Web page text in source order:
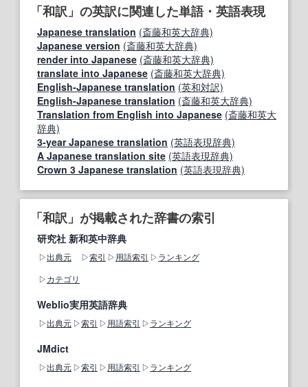
「和訳」の英訳に関連した単語・英語表現
Japanese translation (斎藤和英大辞典)
Japanese version (斎藤和英大辞典)
render into Japanese (斎藤和英大辞典)
translate into Japanese (斎藤和英大辞典)
English‐Japanese translation (英和対訳)
English-Japanese translation (斎藤和英大辞典)
Translation from English into Japanese (斎藤和英大
辞典)
3-year Japanese translation (英語表現辞典)
A Japanese translation site (英語表現辞典)
Crown 3 Japanese translation (英語表現辞典)
「和訳」が掲載された辞書の索引
研究社 新和英中辞典
出典元 索引 用語索引
ランキング
カテゴリ
Weblio実用英語辞典
出典元 索引 用語索引 ランキング
JMdict
出典元 索引 用語索引 ランキング